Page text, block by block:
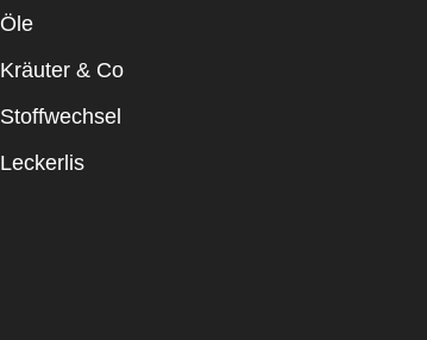
Öle
Kräuter & Co
Stoffwechsel
Leckerlis